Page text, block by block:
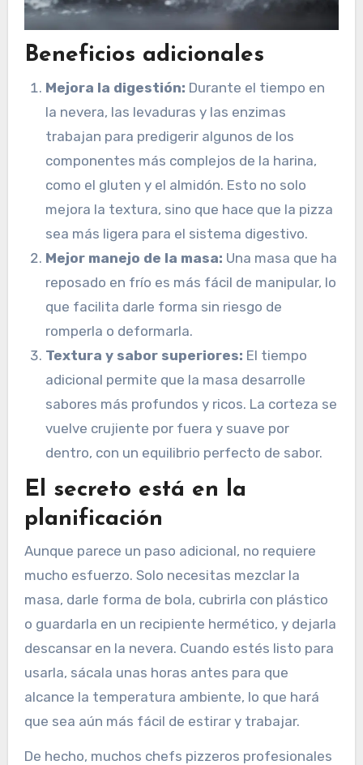
Beneficios adicionales
Mejora la digestión: Durante el tiempo en
la nevera, las levaduras y las enzimas
trabajan para predigerir algunos de los
componentes más complejos de la harina,
como el gluten y el almidón. Esto no solo
mejora la textura, sino que hace que la pizza
sea más ligera para el sistema digestivo.
Mejor manejo de la masa: Una masa que ha
reposado en frío es más fácil de manipular, lo
que facilita darle forma sin riesgo de
romperla o deformarla.
Textura y sabor superiores: El tiempo
adicional permite que la masa desarrolle
sabores más profundos y ricos. La corteza se
vuelve crujiente por fuera y suave por
dentro, con un equilibrio perfecto de sabor.
El secreto está en la
planificación
Aunque parece un paso adicional, no requiere
mucho esfuerzo. Solo necesitas mezclar la
masa, darle forma de bola, cubrirla con plástico
o guardarla en un recipiente hermético, y dejarla
descansar en la nevera. Cuando estés listo para
usarla, sácala unas horas antes para que
alcance la temperatura ambiente, lo que hará
que sea aún más fácil de estirar y trabajar.
De hecho, muchos chefs pizzeros profesionales